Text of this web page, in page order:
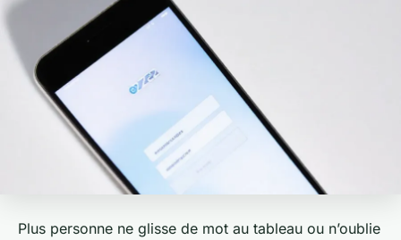
Plus personne ne glisse de mot au tableau ou n’oublie